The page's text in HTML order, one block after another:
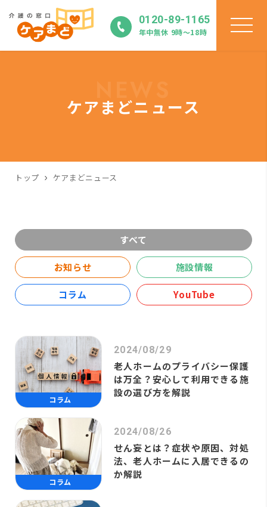
0120-89-1165
年中無休 9時〜18時
ケアまどニュース
トップ ケアまどニュース
すべて
お知らせ 施設情報
コラム YouTube
コラム
2024/08/29
老人ホームのプライバシー保護
は万全？安心して利用できる施
設の選び方を解説
コラム
2024/08/26
せん妄とは？症状や原因、対処
法、老人ホームに入居できるの
か解説